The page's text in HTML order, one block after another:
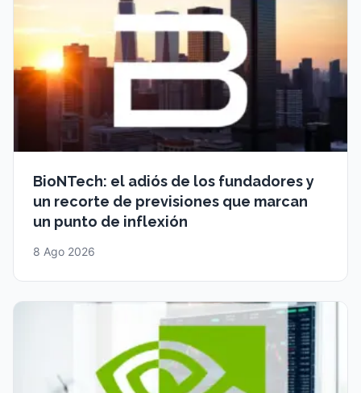
BioNTech: el adiós de los fundadores y
un recorte de previsiones que marcan
un punto de inflexión
8 Ago 2026